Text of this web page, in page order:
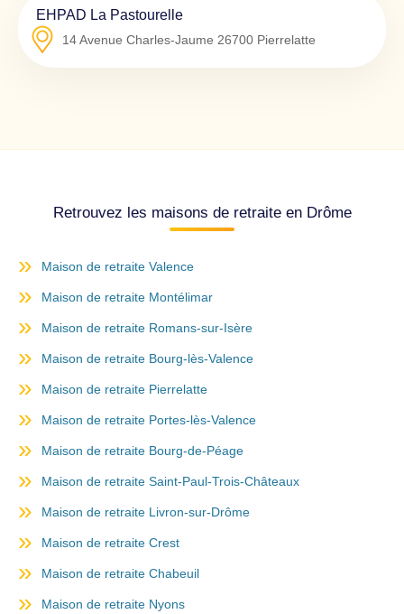
EHPAD La Pastourelle
14 Avenue Charles-Jaume 26700 Pierrelatte
Retrouvez les maisons de retraite en Drôme
Maison de retraite Valence
Maison de retraite Montélimar
Maison de retraite Romans-sur-Isère
Maison de retraite Bourg-lès-Valence
Maison de retraite Pierrelatte
Maison de retraite Portes-lès-Valence
Maison de retraite Bourg-de-Péage
Maison de retraite Saint-Paul-Trois-Châteaux
Maison de retraite Livron-sur-Drôme
Maison de retraite Crest
Maison de retraite Chabeuil
Maison de retraite Nyons